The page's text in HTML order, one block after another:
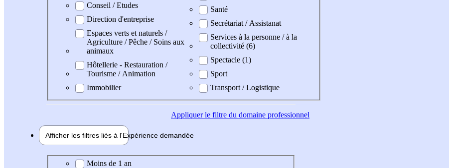
Conseil / Etudes
Direction d'entreprise
Espaces verts et naturels /
Agriculture / Pêche / Soins aux
animaux
Hôtellerie - Restauration /
Tourisme / Animation
Immobilier
Santé
Secrétariat / Assistanat
Services à la personne / à la
collectivité (6)
Spectacle (1)
Sport
Transport / Logistique
Appliquerle filtre du domaine professionnel
Afficher les filtres liés à l'Expérience demandée
Expérience demandée
Moins de 1 an